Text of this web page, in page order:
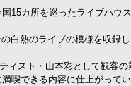
15カ所を巡ったライブハウ
白熱のライブの模様を収録し
スト・山本彩として観客
喫できる内容に仕上がってい